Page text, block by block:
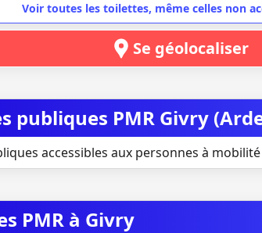
Voir toutes les toilettes, même celles non
Se géolocaliser
publiques PMR Givry
accessibles aux personnes à
PMR à Givry